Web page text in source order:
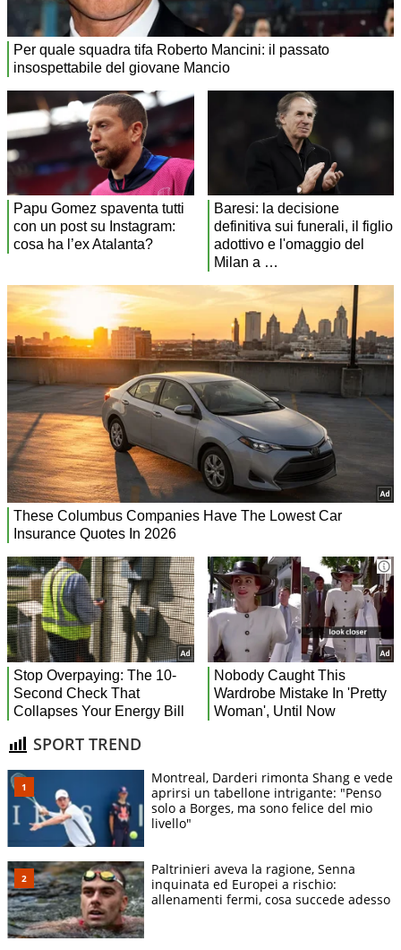
SPORT TREND
Montreal, Darderi rimonta Shang e vede
aprirsi un tabellone intrigante: "Penso
solo a Borges, ma sono felice del mio
livello"
Paltrinieri aveva la ragione, Senna
inquinata ed Europei a rischio:
allenamenti fermi, cosa succede adesso